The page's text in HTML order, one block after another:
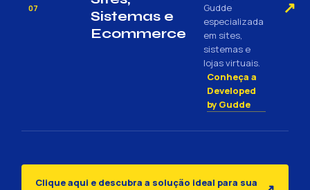
07
Sistemas e
Ecommerce
Gudde
especializada
em sites,
sistemas e
lojas virtuais.
Conheça a
Developed
by Gudde
↗
Clique aqui e descubra a solução ideal para sua